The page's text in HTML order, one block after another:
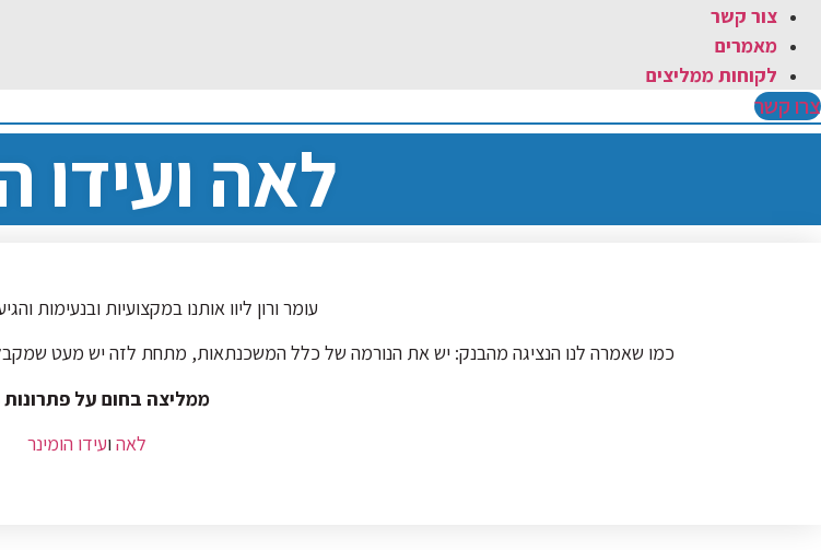
צור קשר
מאמרים
לקוחות ממליצים
צרו קשר
לאה ועידו
עומר ורון ליוו אותנו במקצועיות ובנעימות
כמו שאמרה לנו הנציגה מהבנק: יש את הנורמה של כלל המשכנתאות, מתחת לזה יש מעט
ממליצה בחום על פתרונות 358!
לאהועידו הומינר